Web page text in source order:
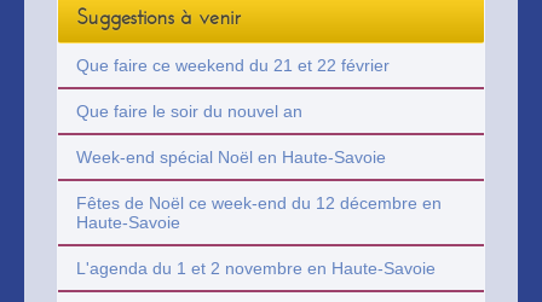
Suggestions à venir
Que faire ce weekend du 21 et 22 février
Que faire le soir du nouvel an
Week-end spécial Noël en Haute-Savoie
Fêtes de Noël ce week-end du 12 décembre en
Haute-Savoie
L'agenda du 1 et 2 novembre en Haute-Savoie